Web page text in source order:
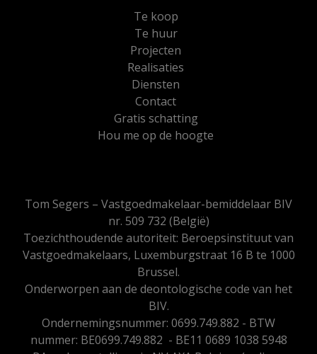
Te koop
Te huur
Projecten
Realisaties
Diensten
Contact
Gratis schatting
Hou me op de hoogte
Tom Segers – Vastgoedmakelaar-bemiddelaar BIV
nr. 509 732 (België)
Toezichthoudende autoriteit: Beroepsinstituut van
Vastgoedmakelaars, Luxemburgstraat 16 B te 1000
Brussel.
Onderworpen aan de deontologische code van het
BIV.
Ondernemingsnummer: 0699.749.882 - BTW
nummer: BE0699.749.882 - BE11 0689 1038 5948